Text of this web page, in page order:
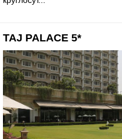
TAJ PALACE 5*